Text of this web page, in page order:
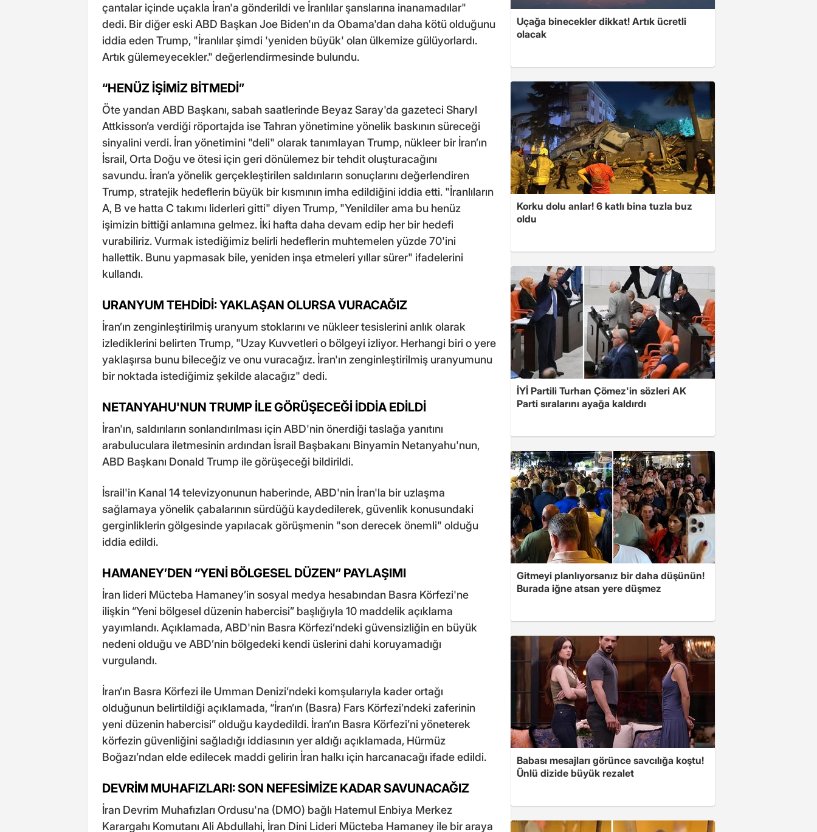
çantalar içinde uçakla İran'a gönderildi ve İranlılar şanslarına inanamadılar"
dedi. Bir diğer eski ABD Başkan Joe Biden'ın da Obama'dan daha kötü olduğunu
iddia eden Trump, "İranlılar şimdi 'yeniden büyük' olan ülkemize gülüyorlardı.
Artık gülemeyecekler." değerlendirmesinde bulundu.
“HENÜZ İŞİMİZ BİTMEDİ”
Öte yandan ABD Başkanı, sabah saatlerinde Beyaz Saray'da gazeteci Sharyl
Attkisson’a verdiği röportajda ise Tahran yönetimine yönelik baskının süreceği
sinyalini verdi. İran yönetimini "deli" olarak tanımlayan Trump, nükleer bir İran’ın
İsrail, Orta Doğu ve ötesi için geri dönülemez bir tehdit oluşturacağını
savundu. İran’a yönelik gerçekleştirilen saldırıların sonuçlarını değerlendiren
Trump, stratejik hedeflerin büyük bir kısmının imha edildiğini iddia etti. "İranlıların
A, B ve hatta C takımı liderleri gitti" diyen Trump, "Yenildiler ama bu henüz
işimizin bittiği anlamına gelmez. İki hafta daha devam edip her bir hedefi
vurabiliriz. Vurmak istediğimiz belirli hedeflerin muhtemelen yüzde 70'ini
hallettik. Bunu yapmasak bile, yeniden inşa etmeleri yıllar sürer" ifadelerini
kullandı.
URANYUM TEHDİDİ: YAKLAŞAN OLURSA VURACAĞIZ
İran’ın zenginleştirilmiş uranyum stoklarını ve nükleer tesislerini anlık olarak
izlediklerini belirten Trump, "Uzay Kuvvetleri o bölgeyi izliyor. Herhangi biri o yere
yaklaşırsa bunu bileceğiz ve onu vuracağız. İran'ın zenginleştirilmiş uranyumunu
bir noktada istediğimiz şekilde alacağız" dedi.
NETANYAHU'NUN TRUMP İLE GÖRÜŞECEĞİ İDDİA EDİLDİ
İran'ın, saldırıların sonlandırılması için ABD'nin önerdiği taslağa yanıtını
arabuluculara iletmesinin ardından İsrail Başbakanı Binyamin Netanyahu'nun,
ABD Başkanı Donald Trump ile görüşeceği bildirildi.
İsrail'in Kanal 14 televizyonunun haberinde, ABD'nin İran'la bir uzlaşma
sağlamaya yönelik çabalarının sürdüğü kaydedilerek, güvenlik konusundaki
gerginliklerin gölgesinde yapılacak görüşmenin "son derecek önemli" olduğu
iddia edildi.
HAMANEY’DEN “YENİ BÖLGESEL DÜZEN” PAYLAŞIMI
İran lideri Mücteba Hamaney’in sosyal medya hesabından Basra Körfezi'ne
ilişkin “Yeni bölgesel düzenin habercisi” başlığıyla 10 maddelik açıklama
yayımlandı. Açıklamada, ABD'nin Basra Körfezi’ndeki güvensizliğin en büyük
nedeni olduğu ve ABD’nin bölgedeki kendi üslerini dahi koruyamadığı
vurgulandı.
İran’ın Basra Körfezi ile Umman Denizi’ndeki komşularıyla kader ortağı
olduğunun belirtildiği açıklamada, “İran’ın (Basra) Fars Körfezi’ndeki zaferinin
yeni düzenin habercisi” olduğu kaydedildi. İran’ın Basra Körfezi’ni yöneterek
körfezin güvenliğini sağladığı iddiasının yer aldığı açıklamada, Hürmüz
Boğazı’ndan elde edilecek maddi gelirin İran halkı için harcanacağı ifade edildi.
DEVRİM MUHAFIZLARI: SON NEFESİMİZE KADAR SAVUNACAĞIZ
İran Devrim Muhafızları Ordusu'na (DMO) bağlı Hatemul Enbiya Merkez
Karargahı Komutanı Ali Abdullahi, İran Dini Lideri Mücteba Hamaney ile bir araya
Uçağa binecekler dikkat! Artık ücretli
olacak
Korku dolu anlar! 6 katlı bina tuzla buz
oldu
İYİ Partili Turhan Çömez'in sözleri AK
Parti sıralarını ayağa kaldırdı
Gitmeyi planlıyorsanız bir daha düşünün!
Burada iğne atsan yere düşmez
Babası mesajları görünce savcılığa koştu!
Ünlü dizide büyük rezalet